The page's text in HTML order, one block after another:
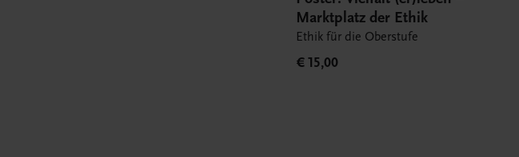
Marktplatz der Ethik
Ethik für die Oberstufe
€ 15,00